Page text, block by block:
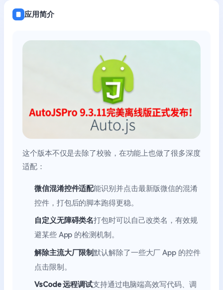
应用简介
这个版本不仅是去除了校验，在功能上也做了很多深度
适配：
微信混淆控件适配能识别并点击最新版微信的混淆
控件，打包后的脚本跑得更稳。
自定义无障碍类名打包时可以自己改类名，有效规
避某些 App 的检测机制。
解除主流大厂限制默认解除了一些大厂 App 的控件
点击限制。
VsCode 远程调试支持通过电脑端高效写代码、调